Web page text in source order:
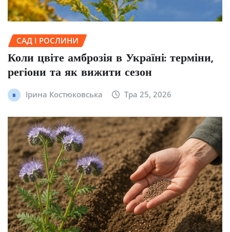
САД І РОСЛИНИ
Коли цвіте амброзія в Україні: терміни,
регіони та як вижити сезон
Ірина Костюковська Тра 25, 2026